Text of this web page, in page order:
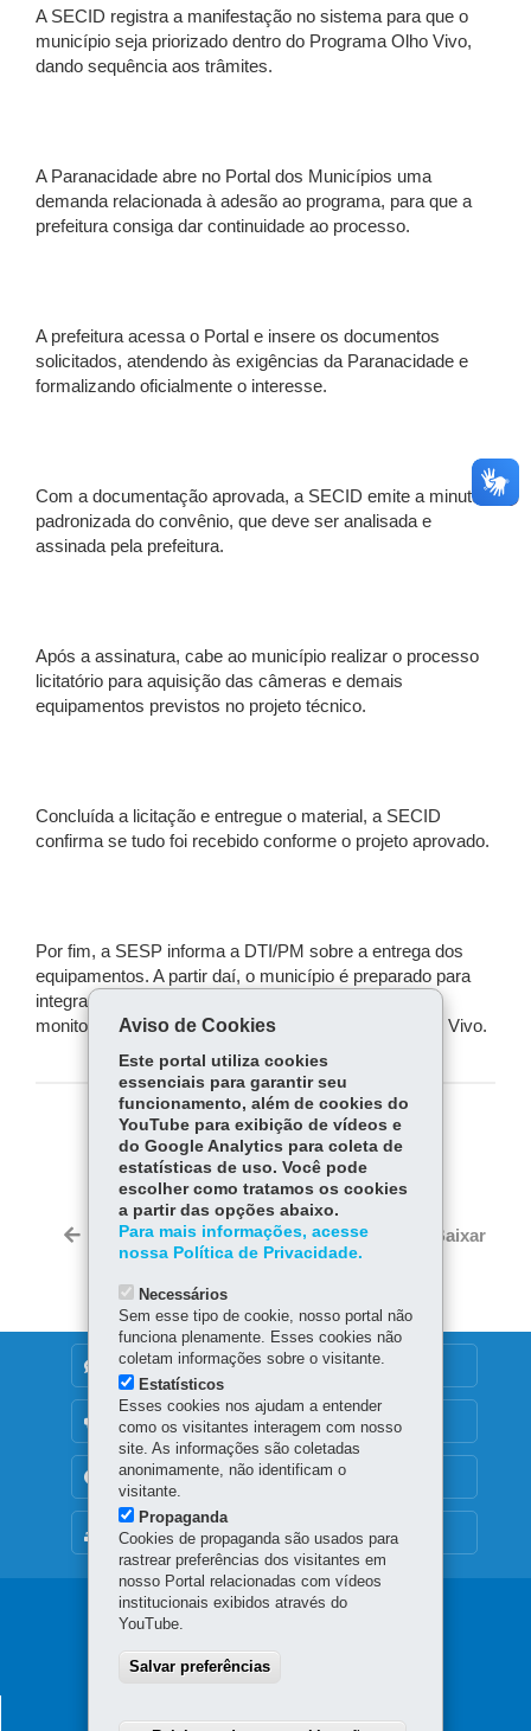
A SECID registra a manifestação no sistema para que o
município seja priorizado dentro do Programa Olho Vivo,
dando sequência aos trâmites.
A Paranacidade abre no Portal dos Municípios uma
demanda relacionada à adesão ao programa, para que a
prefeitura consiga dar continuidade ao processo.
A prefeitura acessa o Portal e insere os documentos
solicitados, atendendo às exigências da Paranacidade e
formalizando oficialmente o interesse.
Com a documentação aprovada, a SECID emite a minuta
padronizada do convênio, que deve ser analisada e
assinada pela prefeitura.
Após a assinatura, cabe ao município realizar o processo
licitatório para aquisição das câmeras e demais
equipamentos previstos no projeto técnico.
Concluída a licitação e entregue o material, a SECID
confirma se tudo foi recebido conforme o projeto aprovado.
Por fim, a SESP informa a DTI/PM sobre a entrega dos
equipamentos. A partir daí, o município é preparado para
integrar suas câmeras ao sistema estadual de
monitoramento, passando a fazer parte da rede Olho Vivo.
COMPARTILHE:
Fa
ce
bo
ok
Tw
itt
W
ha
ts
Ap
Voltar Início Imprimir Baixar
MAPA DO SITE
DENUNCIE CORRUPÇÃO
TRANSPARÊNCIA INSTITUCIONAL
Navegação
principal
Aviso de Cookies
Este portal utiliza cookies
essenciais para garantir seu
funcionamento, além de cookies do
YouTube para exibição de vídeos e
do Google Analytics para coleta de
estatísticas de uso. Você pode
escolher como tratamos os cookies
a partir das opções abaixo.
Para mais informações, acesse
nossa Política de Privacidade.
Necessários
Sem esse tipo de cookie, nosso portal não
funciona plenamente. Esses cookies não
coletam informações sobre o visitante.
Estatísticos
Esses cookies nos ajudam a entender
como os visitantes interagem com nosso
site. As informações são coletadas
anonimamente, não identificam o
visitante.
Propaganda
Cookies de propaganda são usados para
rastrear preferências dos visitantes em
nosso Portal relacionadas com vídeos
institucionais exibidos através do
YouTube.
Salvar preferências